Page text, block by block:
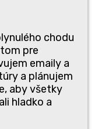
cho­du
pre
emai­ly a
a plá­nu­jem
aby všet­ky
hlad­ko a